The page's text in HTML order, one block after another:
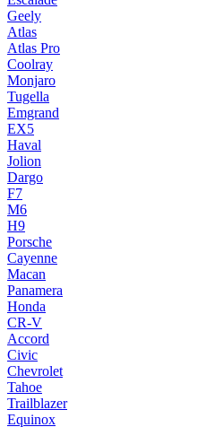
Geely
Atlas
Atlas Pro
Coolray
Monjaro
Tugella
Emgrand
EX5
Haval
Jolion
Dargo
F7
M6
H9
Porsche
Cayenne
Macan
Panamera
Honda
CR-V
Accord
Civic
Chevrolet
Tahoe
Trailblazer
Equinox